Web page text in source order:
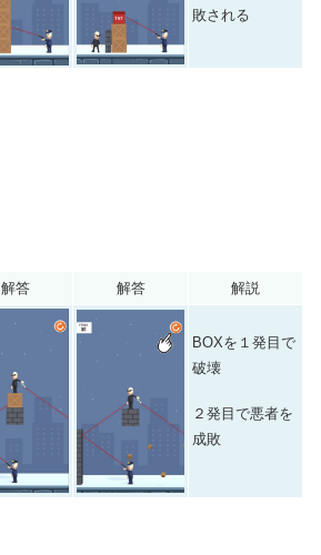
敗される
解答 解答 解説
BOXを１発目で
破壊
２発目で悪者を
成敗